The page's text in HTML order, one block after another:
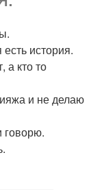
история.
а кто то
и не делаю
говорю.